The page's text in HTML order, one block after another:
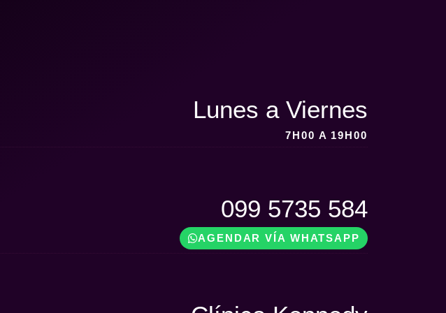
Lunes a Viernes
7H00 A 19H00
099 5735 584
AGENDAR VÍA WHATSAPP